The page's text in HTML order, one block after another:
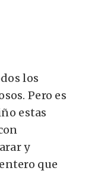
los
Pero es
estas
y
que